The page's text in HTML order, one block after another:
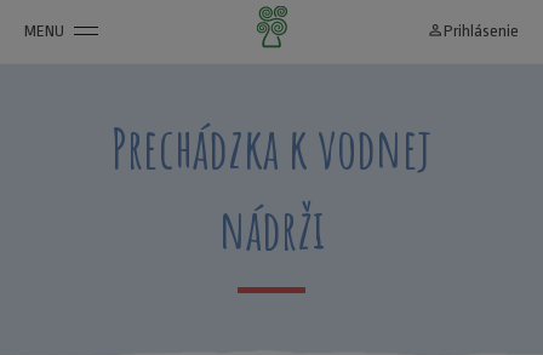
MENU person_outline Prihlásenie
Prechádzka k vodnej
nádrži